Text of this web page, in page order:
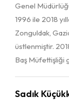
Genel
1996 ile 2018
Zonguldak,
üstlenmiştir.
Baş Müfettişliği
Sadık